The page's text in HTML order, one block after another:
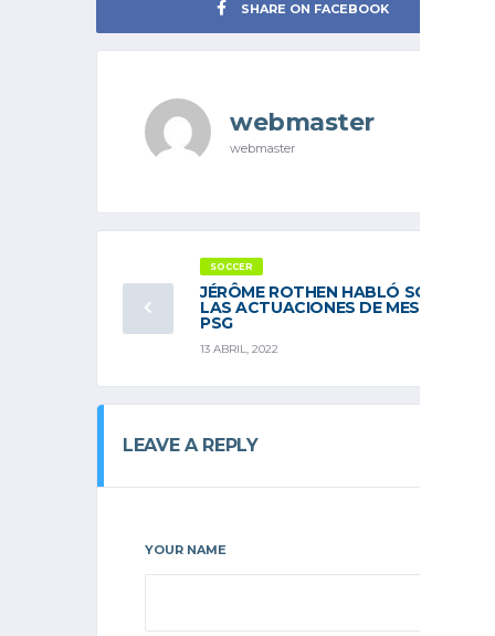
SHARE ON FACEBOOK
webmaster
webmaster
SOCCER
JÉRÔME ROTHEN HABLÓ SOBRE
LAS ACTUACIONES DE MESSI EN EL
PSG
13 ABRIL, 2022
LEAVE A REPLY
YOUR NAME